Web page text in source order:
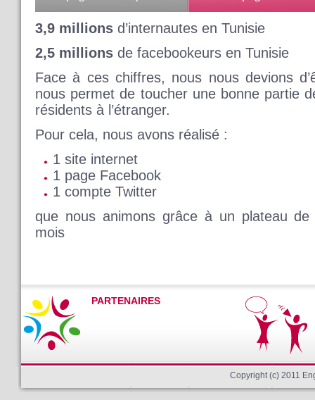
3,9 millions d’internautes en Tunisie
2,5 millions de facebookeurs en Tunisie
Face à ces chiffres, nous nous devions
nous permet de toucher une bonne partie
résidents à l’étranger.
Pour cela, nous avons réalisé :
1 site internet
1 page Facebook
1 compte Twitter
que nous animons grâce à un plateau
mois
PARTENAIRES
Copyright (c) 2011